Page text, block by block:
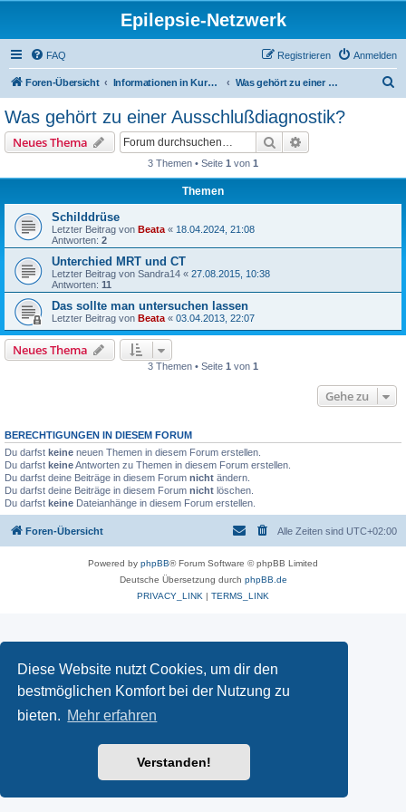
Diese Website nutzt Cookies, um dir den
bestmöglichen Komfort bei der Nutzung zu
bieten. Mehr erfahren
Verstanden!
Epilepsie-Netzwerk
FAQ Anmelden
Registrieren
Foren-Übersicht Informationen in Kurzform für Gäste Was gehört zu einer Ausschlußdiagnostik?
Was gehört zu einer Ausschlußdiagnostik?
Neues Thema Suche
3 Themen • Seite 1 von 1
Themen
Schilddrüse
Letzter Beitrag von Beata « 18.04.2024, 21:08
Antworten: 2
Unterchied MRT und CT
Letzter Beitrag von Sandra14 « 27.08.2015, 10:38
Antworten: 11
Das sollte man untersuchen lassen
Letzter Beitrag von Beata « 03.04.2013, 22:07
Neues Thema
3 Themen • Seite 1 von 1
Gehe zu
BERECHTIGUNGEN IN DIESEM FORUM
Du darfst keine neuen Themen in diesem Forum erstellen.
Du darfst keineAntworten zu Themen in diesem Forum erstellen.
Du darfst deine Beiträge in diesem Forum nicht ändern.
Du darfst deine Beiträge in diesem Forum nicht löschen.
Du darfst keine Dateianhänge in diesem Forum erstellen.
Foren-Übersicht Alle Zeiten sind UTC+02:00
Powered by phpBB® Forum Software © phpBB Limited
Deutsche Übersetzung durch phpBB.de
PRIVACY_LINK | TERMS_LINK